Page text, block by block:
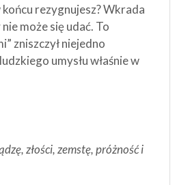
rezygnujesz? Wkrada
może się udać. To
zniszczył niejedno
umysłu właśnie w
złości, zemstę, próżność i